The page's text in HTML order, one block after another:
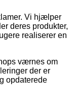
Vi hjælper
deres produkter,
realiserer en
værnes om
der er
opdaterede